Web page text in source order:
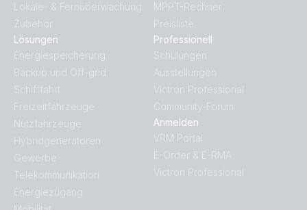
Lokale- & Fernüberwachung
Zubehör
Lösungen
Energiespeicherung
Backup und Off-grid
Schifffahrt
Freizeitfahrzeuge
Nutzfahrzeuge
Hybridgeneratoren
Gewerbe
Telekommunikation
Energiezugang
MPPT-Rechner
Preisliste
Professionell
Schulungen
Ausstellungen
Victron Professional
Community-Forum
Anmelden
VRM Portal
E-Order & E-RMA
Victron Professional